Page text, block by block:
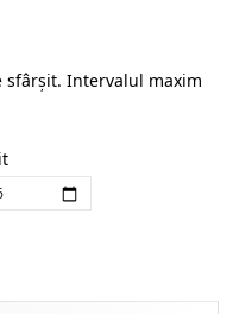
sfârșit. Intervalul maxim